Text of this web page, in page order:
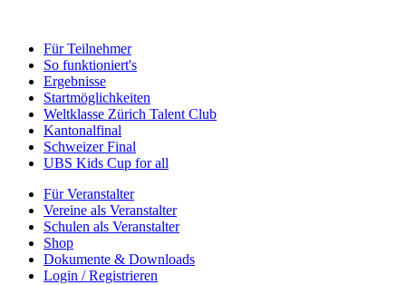
Für Teilnehmer
So funktioniert's
Ergebnisse
Startmöglichkeiten
Weltklasse Zürich Talent Club
Kantonalfinal
Schweizer Final
UBS Kids Cup for all
Für Veranstalter
Vereine als Veranstalter
Schulen als Veranstalter
Shop
Dokumente & Downloads
Login / Registrieren